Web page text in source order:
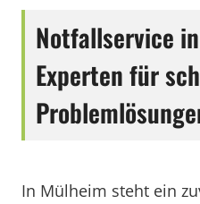
Notfallservice
Experten für
In Mülheim steht ein